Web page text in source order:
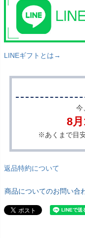
LINEギフトとは→
今
8月
※あくまで目
返品特約について
商品についてのお問い合